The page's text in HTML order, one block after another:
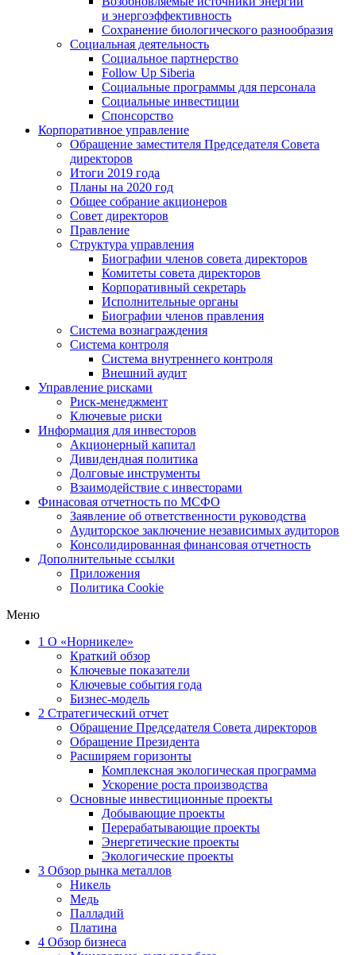
и энергоэффективность
Сохранение биологического разнообразия
Социальная деятельность
Социальное партнерство
Follow Up Siberia
Социальные программы для персонала
Социальные инвестиции
Спонсорство
Корпоративное управление
Обращение заместителя Председателя Совета
директоров
Итоги 2019 года
Планы на 2020 год
Общее собрание акционеров
Совет директоров
Правление
Структура управления
Биографии членов совета директоров
Комитеты совета директоров
Корпоративный секретарь
Исполнительные органы
Биографии членов правления
Система вознаграждения
Система контроля
Система внутреннего контроля
Внешний аудит
Управление рисками
Риск-менеджмент
Ключевые риски
Информация для инвесторов
Акционерный капитал
Дивидендная политика
Долговые инструменты
Взаимодействие с инвеcторами
Финасовая отчетность по МСФО
Заявление об ответственности руководства
Аудиторское заключение независимых аудиторов
Консолидированная финансовая отчетность
Дополнительные ссылки
Приложения
Политика Cookie
Меню
1 О «Норникеле»
Краткий обзор
Ключевые показатели
Ключевые события года
Бизнес-модель
2 Стратегический отчет
Обращение Председателя Совета директоров
Обращение Президента
Расширяем горизонты
Комплексная экологическая программа
Ускорение роста производства
Основные инвестиционные проекты
Добывающие проекты
Перерабатывающие проекты
Энергетические проекты
Экологические проекты
3 Обзор рынка металлов
Никель
Медь
Палладий
Платина
4 Обзор бизнеса